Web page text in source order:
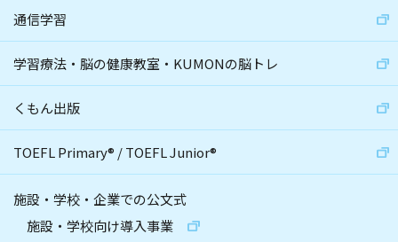
通信学習
学習療法・脳の健康教室・KUMONの脳トレ
くもん出版
TOEFL Primary® /TOEFL Junior®
施設・学校・企業での公文式
施設・学校向け導入事業